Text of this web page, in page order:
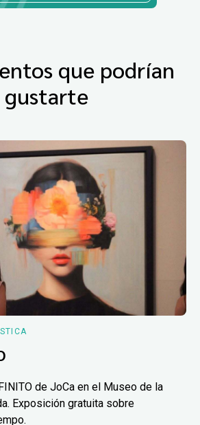
que podrían
gustarte
de JoCa en el Museo de la
Exposición gratuita sobre